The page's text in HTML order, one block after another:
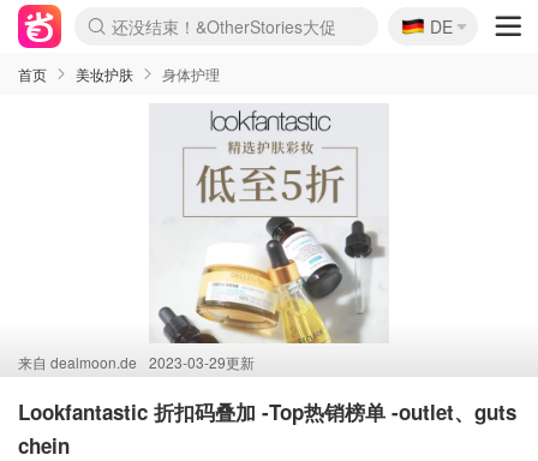
Boticinal 夏促开抢！
4折！lulu周四疯狂上新
还没结束！&OtherStories大促
Joybuy变相75折 随时失效
速领！Stanley独家85折
疑似霸哥！Camper额外叠85折
Zalando 奥莱闪促！每日更新
Moncler反季囤！5折起+叠9折
Coach Brooklyn仅€192
🇩🇪
DE
首页 美妆护肤 身体护理
来自 dealmoon.de 2023-03-29更新
Lookfantastic 折扣码叠加 -Top热销榜单 -outlet、guts
chein